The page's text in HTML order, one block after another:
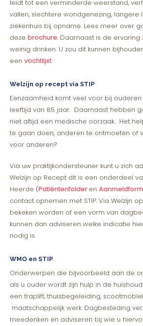
leidt tot een verminderde weerstand,
vallen, slechtere wondgenezing, langere
ziekenhuis bij opname. Lees meer over
deze brochure. Daarnaast is de
weinig drinken. U zou dit kunnen
een vochtlijst
Welzijn op recept via STIP
Eenzaamheid komt veel voor bij
leeftijd van 85 jaar. Daarnaast hebben
niet altijd een medische oorzaak. Het
te gaan doen, anderen te ontmoeten of
voor anderen?
Via uw praktijkondersteuner kunt u zich
Welzijn op Recept dit is een onderdeel
Heerde (Patiëntenfolder en
contact opnemen met STIP. Via Welzijn
bekeken worden of een vorm van
kunnen dan adviseren welke indicatie
nodig is.
WMO en STIP
Onderwerpen die bijvoorbeeld aan de
als u ouder wordt zijn hulp in de
een traplift, thuisbegeleiding,
maatschappelijk werk. Dagbesteding
meedenken en adviseren bij wie u